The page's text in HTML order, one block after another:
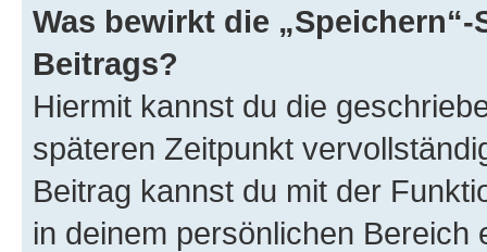
Was bewirkt die
Beitrags?
Hiermit kannst du die
späteren Zeitpunkt
Beitrag kannst du mit der
in deinem persönlichen Bereich